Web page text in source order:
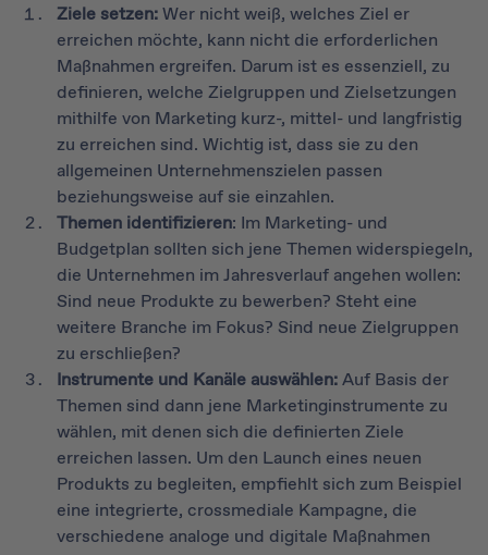
Ziele setzen:Wer nicht weiß, welches Ziel er
erreichen möchte, kann nicht die erforderlichen
Maßnahmen ergreifen. Darum ist es essenziell, zu
definieren, welche Zielgruppen und Zielsetzungen
mithilfe von Marketing kurz-, mittel- und langfristig
zu erreichen sind. Wichtig ist, dass sie zu den
allgemeinen Unternehmenszielen passen
beziehungsweise auf sie einzahlen.
Themen identifizieren: Im Marketing- und
Budgetplan sollten sich jene Themen widerspiegeln,
die Unternehmen im Jahresverlauf angehen wollen:
Sind neue Produkte zu bewerben? Steht eine
weitere Branche im Fokus? Sind neue Zielgruppen
zu erschließen?
Instrumente und Kanäle auswählen:Auf Basis der
Themen sind dann jene Marketinginstrumente zu
wählen, mit denen sich die definierten Ziele
erreichen lassen. Um den Launch eines neuen
Produkts zu begleiten, empfiehlt sich zum Beispiel
eine integrierte, crossmediale Kampagne, die
verschiedene analoge und digitale Maßnahmen